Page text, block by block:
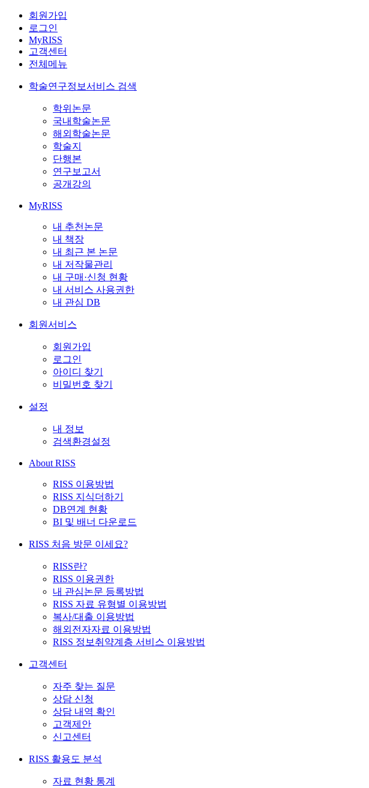
회원가입
로그인
MyRISS
고객센터
전체메뉴
학술연구정보서비스 검색
학위논문
국내학술논문
해외학술논문
학술지
단행본
연구보고서
공개강의
MyRISS
내 추천논문
내 책장
내 최근 본 논문
내 저작물관리
내 구매·신청 현황
내 서비스 사용권한
내 관심 DB
회원서비스
회원가입
로그인
아이디 찾기
비밀번호 찾기
설정
내 정보
검색환경설정
About RISS
RISS 이용방법
RISS 지식더하기
DB연계 현황
BI 및 배너 다운로드
RISS 처음 방문 이세요?
RISS란?
RISS 이용권한
내 관심논문 등록방법
RISS 자료 유형별 이용방법
복사/대출 이용방법
해외전자자료 이용방법
RISS 정보취약계층 서비스 이용방법
고객센터
자주 찾는 질문
상담 신청
상담 내역 확인
고객제안
신고센터
RISS 활용도 분석
자료 현황 통계